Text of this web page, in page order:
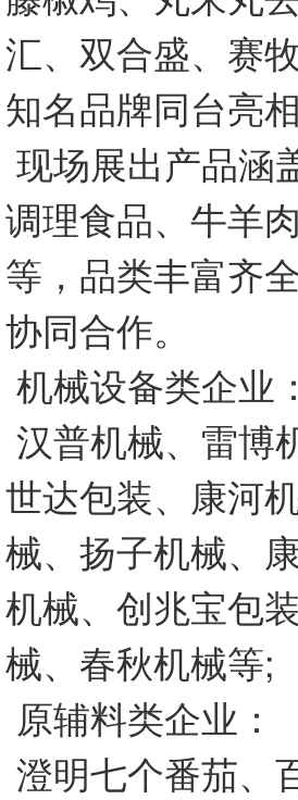
汇、双合盛、赛
知名品牌同台亮相
现场展出产品涵
调理食品、牛羊
等，品类丰富齐
协同合作。
机械设备类企业：
汉普机械、雷博
世达包装、康河
械、扬子机械、
机械、创兆宝包
械、春秋机械等;
原辅料类企业：
澄明七个番茄、